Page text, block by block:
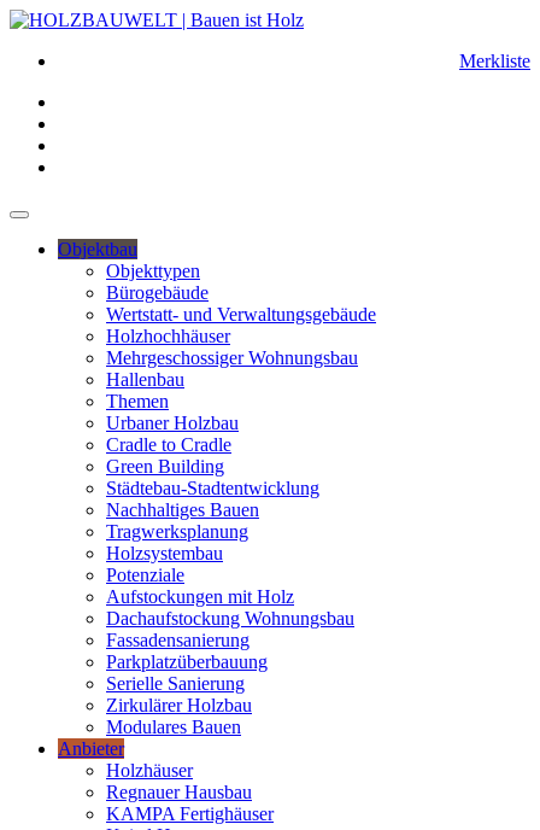
Merkliste
Objektbau
Objekttypen
Bürogebäude
Wertstatt- und Verwaltungsgebäude
Holzhochhäuser
Mehrgeschossiger Wohnungsbau
Hallenbau
Themen
Urbaner Holzbau
Cradle to Cradle
Green Building
Städtebau-Stadtentwicklung
Nachhaltiges Bauen
Tragwerksplanung
Holzsystembau
Potenziale
Aufstockungen mit Holz
Dachaufstockung Wohnungsbau
Fassadensanierung
Parkplatzüberbauung
Serielle Sanierung
Zirkulärer Holzbau
Modulares Bauen
Anbieter
Holzhäuser
Regnauer Hausbau
KAMPA Fertighäuser